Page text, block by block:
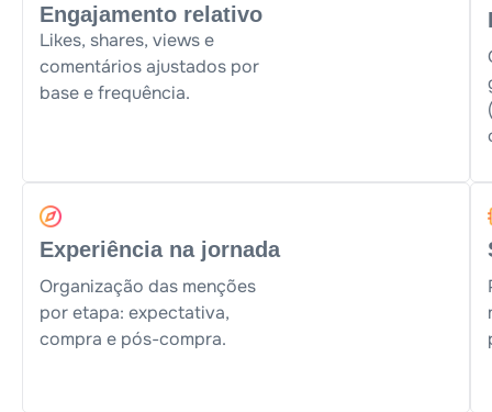
Engajamento relativo
Likes, shares, views e
comentários ajustados por
base e frequência.
Experiência na jornada
Organização das menções
por etapa: expectativa,
compra e pós-compra.